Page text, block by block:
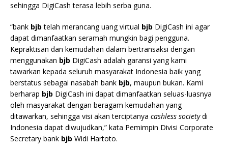
sehingga DigiCash terasa lebih serba guna.
“bank bjb telah merancang uang virtual bjb DigiCash ini agar
dapat dimanfaatkan seramah mungkin bagi pengguna.
Kepraktisan dan kemudahan dalam bertransaksi dengan
menggunakan bjb DigiCash adalah garansi yang kami
tawarkan kepada seluruh masyarakat Indonesia baik yang
berstatus sebagai nasabah bank bjb, maupun bukan. Kami
berharap bjb DigiCash ini dapat dimanfaatkan seluas-luasnya
oleh masyarakat dengan beragam kemudahan yang
ditawarkan, sehingga visi akan terciptanya cashless societydi
Indonesia dapat diwujudkan,” kata Pemimpin Divisi Corporate
Secretary bank bjb Widi Hartoto.